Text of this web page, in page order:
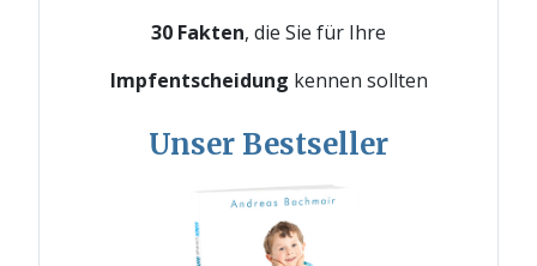
30 Fakten, die Sie für Ihre
Impfentscheidung kennen sollten
Unser Bestseller